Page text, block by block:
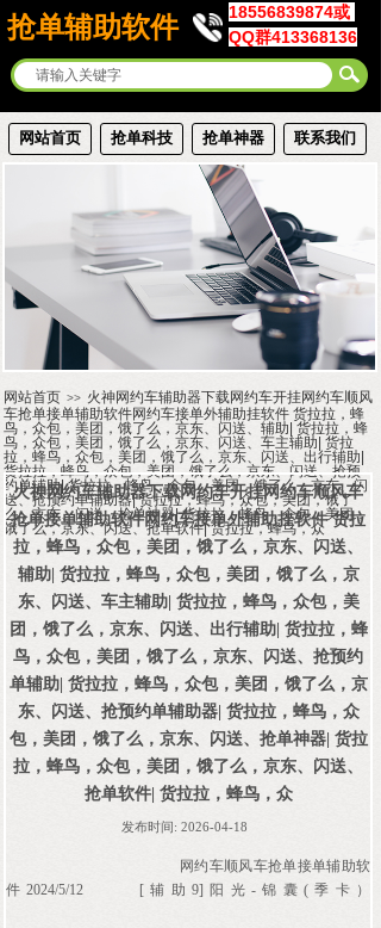
抢单辅助软件
18556839874或
QQ群413368136
网站首页 抢单科技 抢单神器 联系我们
网站首页 >> 火神网约车辅助器下载网约车开挂网约车顺风
车抢单接单辅助软件网约车接单外辅助挂软件 货拉拉，蜂
鸟，众包，美团，饿了么，京东、闪送、辅助| 货拉拉，蜂
鸟，众包，美团，饿了么，京东、闪送、车主辅助| 货拉
拉，蜂鸟，众包，美团，饿了么，京东、闪送、出行辅助|
货拉拉，蜂鸟，众包，美团，饿了么，京东、闪送、抢预
约单辅助| 货拉拉，蜂鸟，众包，美团，饿了么，京东、闪
送、抢预约单辅助器| 货拉拉，蜂鸟，众包，美团，饿了
么，京东、闪送、抢单神器| 货拉拉，蜂鸟，众包，美团，
饿了么，京东、闪送、抢单软件| 货拉拉，蜂鸟，众
火神网约车辅助器下载网约车开挂网约车顺风车
抢单接单辅助软件网约车接单外辅助挂软件 货拉
拉，蜂鸟，众包，美团，饿了么，京东、闪送、
辅助| 货拉拉，蜂鸟，众包，美团，饿了么，京
东、闪送、车主辅助| 货拉拉，蜂鸟，众包，美
团，饿了么，京东、闪送、出行辅助| 货拉拉，蜂
鸟，众包，美团，饿了么，京东、闪送、抢预约
单辅助| 货拉拉，蜂鸟，众包，美团，饿了么，京
东、闪送、抢预约单辅助器| 货拉拉，蜂鸟，众
包，美团，饿了么，京东、闪送、抢单神器| 货拉
拉，蜂鸟，众包，美团，饿了么，京东、闪送、
抢单软件| 货拉拉，蜂鸟，众
发布时间: 2026-04-18
网约车顺风车抢单接单辅助软
件2024/5/12
[辅助9]阳光-锦囊(季卡）